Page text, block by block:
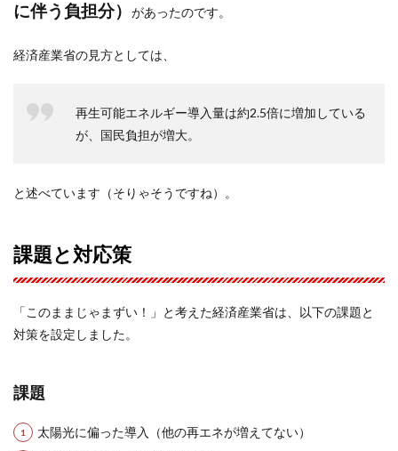
に伴う負担分）
があったのです。
経済産業省の見方としては、
再生可能エネルギー導入量は約2.5倍に増加している
が、国民負担が増大。
と述べています（そりゃそうですね）。
課題と対応策
「このままじゃまずい！」と考えた経済産業省は、以下の課題と
対策を設定しました。
課題
太陽光に偏った導入（他の再エネが増えてない）